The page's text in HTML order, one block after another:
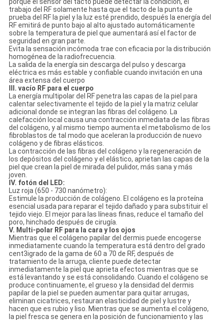
trabajo del RF solamente hasta que el tacto de la punta de
prueba del RF la piel y la luz esté prendido, después la energía del
RF emitirá de punto bajo al alto ajustado automáticamente
sobre la temperatura de piel que aumentará así el factor de
seguridad en gran parte.
Evita la sensación incómoda trae con eficacia por la distribución
homogénea de la radiofrecuencia.
La salida de la energía sin descarga del pulso y descarga
eléctrica es más estable y confiable cuando invitación en una
área extensa del cuerpo
III. vacío RF para el cuerpo
La energía multipolar del RF penetra las capas de la piel para
calentar selectivamente el tejido de la piel y la matriz celular
adicional donde se integran las fibras del colágeno. La
calefacción local causa una contracción inmediata de las fibras
del colágeno, y al mismo tiempo aumenta el metabolismo de los
fibroblastos de tal modo que aceleran la producción de nuevo
colágeno y de fibras elásticos.
La contracción de las fibras del colágeno y la regeneración de
los depósitos del colágeno y el elástico, aprietan las capas de la
piel que crean la piel de mirada del pulidor, más sana y más
joven.
IV. fotón del LED:
Luz roja (650 - 730 nanómetro):
Estimule la producción de colágeno. El colágeno es la proteína
esencial usada para reparar el tejido dañado y para substituir el
tejido viejo. El mejor para las líneas finas, reduce el tamaño del
poro, hinchado después de cirugía.
V. Multi-polar RF para la cara y los ojos
Mientras que el colágeno papilar del dermis puede encogerse
inmediatamente cuando la temperatura está dentro del grado
cent3igrado de la gama de 60 a 70 de RF, después de
tratamiento de la arruga, cliente puede detectar
inmediatamente la piel que aprieta efectos mientras que se
está levantando y se está consolidando. Cuando el colágeno se
produce continuamente, el grueso y la densidad del dermis
papilar de la piel se pueden aumentar para quitar arrugas,
eliminan cicatrices, restauran elasticidad de piel y lustre y
hacen que es rubio y liso. Mientras que se aumenta el colágeno,
la piel fresca se genera en la posición de funcionamiento y las